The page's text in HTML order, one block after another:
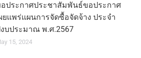
ประกาศประชาสัมพันธ์ขอประกาศ
ยแพร่แผนการจัดซื้อจัดจ้าง ประจำ
บประมาณ พ.ศ.2567
15, 2024